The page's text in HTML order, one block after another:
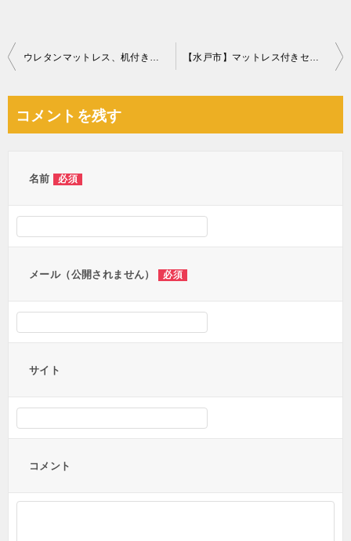
投
ビ
ウレタンマットレス、机付きロフトベッドの回収・処分ご依頼 【水戸市】マットレス付きセミダブルベッドの回収・処分ご依頼
コメントを残す
名前 必須
メール（公開されません） 必須
サイト
コメント